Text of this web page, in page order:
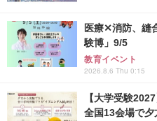
医療✕消防、縫
験博」9/5
教育イベント
2026.8.6 Thu 0:15
【大学受験
全国13会場で